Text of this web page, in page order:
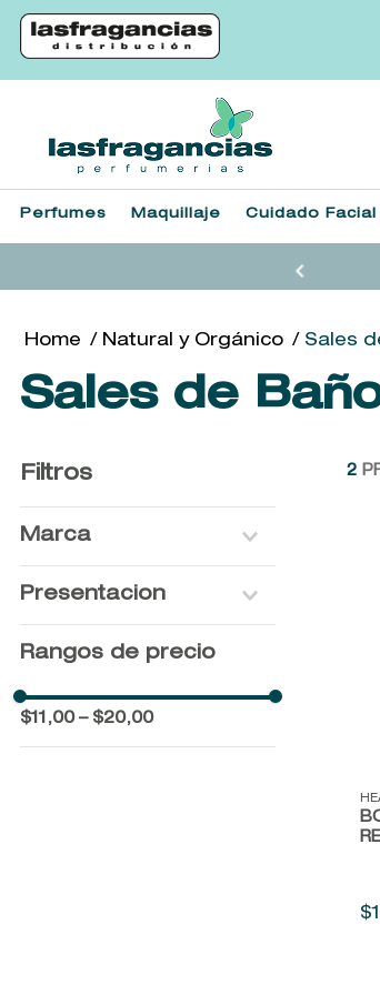
Perfumes Maquillaje Cuidado Facial
Natural y Orgánico Sales
Sales de
Filtros
Marca
Presentacion
NO VARIATION
Rangos de precio
$11,00 – $20,00
2
$